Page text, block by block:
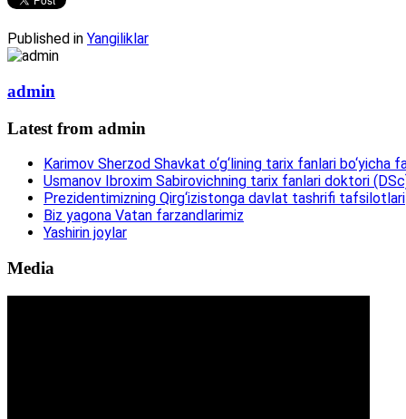
Published in Yangiliklar
admin
Latest from admin
Karimov Sherzod Shavkat o‘g‘lining tarix fanlari
Usmanov Ibroxim Sabirovichning tarix fanlari doktori
Prezidentimizning Qirg‘izistonga davlat tashrifi tafsilotlari
Biz yagona Vatan farzandlarimiz
Yashirin joylar
Media